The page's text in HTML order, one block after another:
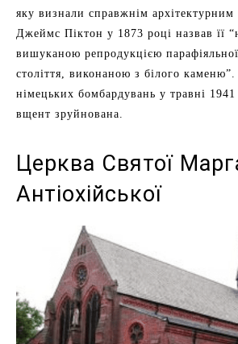
яку визнали справжнім
Джеймс Піктон у 1873 році назвав її
вишуканою репродукцією
століття, виконаною з білого
німецьких бомбардувань у травні
вщент зруйнована.
Церква Святої
Антіохійської